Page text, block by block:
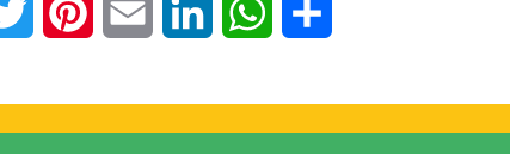
Twitter Pinterest Email LinkedIn WhatsApp